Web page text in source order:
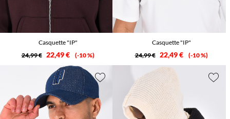
Casquette "IP"
24,99 € 22,49 € -10 %
Casquette "IP"
24,99 € 22,49 € -10 %